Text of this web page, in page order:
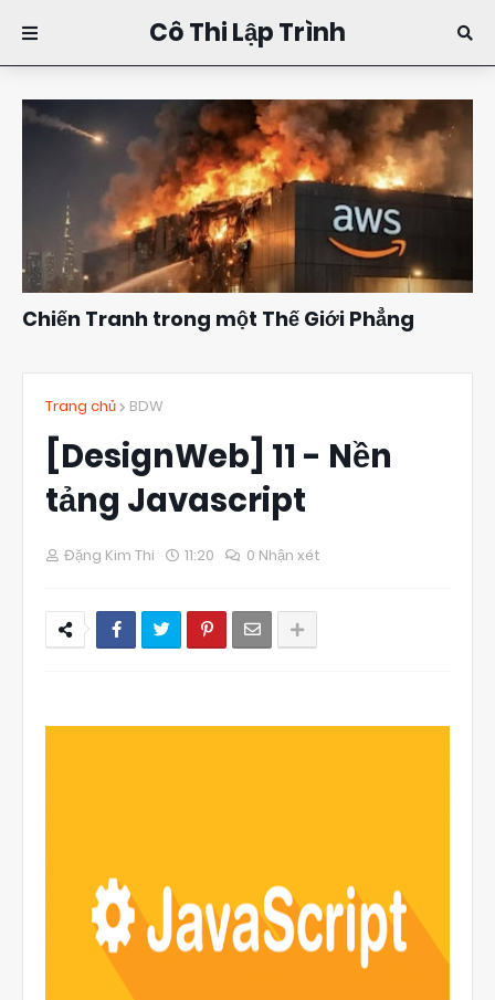
Cô Thi Lập Trình
Chiến Tranh trong một Thế Giới Phẳng
Trang chủ BDW
[DesignWeb] 11 - Nền
tảng Javascript
Đặng Kim Thi 11:20 0 Nhận xét